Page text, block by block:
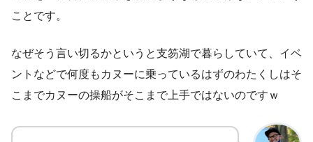
ことです。
なぜそう言い切るかというと支笏湖で暮らしていて、イベ
ントなどで何度もカヌーに乗っているはずのわたくしはそ
こまでカヌーの操船がそこまで上手ではないのですｗ